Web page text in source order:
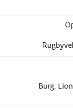
Burg.